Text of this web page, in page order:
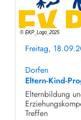
Freitag,
Dorfen
Eltern-Kind-
Elternbildung
Treffen